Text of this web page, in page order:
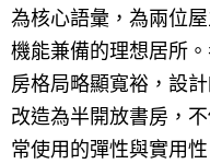
為核心語彙，為兩位
機能兼備的理想居所
房格局略顯寬裕，設
改造為半開放書房，
常使用的彈性與實用性
中式
美式